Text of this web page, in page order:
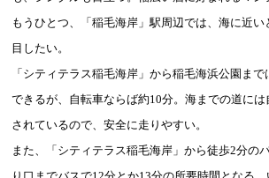
もうひとつ、「稲毛海岸」駅周辺では、海に近
目したい。
「シティテラス稲毛海岸」から稲毛海浜公園ま
できるが、自転車ならば約10分。海までの道に
されているので、安全に走りやすい。
また、「シティテラス稲毛海岸」から徒歩2分の